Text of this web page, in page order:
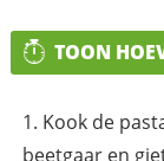
TOON
Kook de
beetgaar en